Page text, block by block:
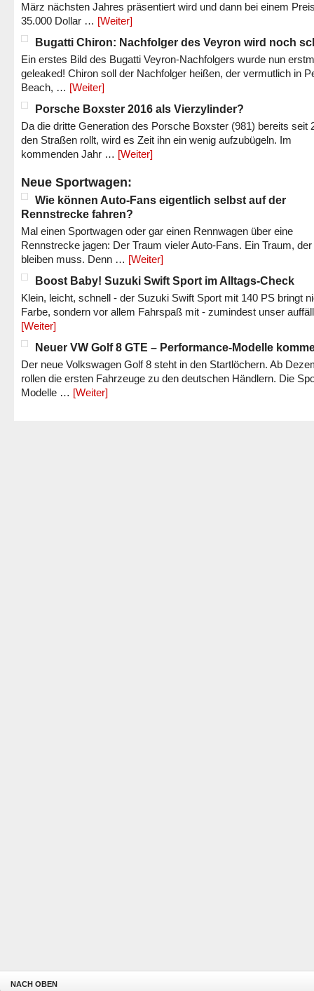
März nächsten Jahres präsentiert wird und dann bei einem
35.000 Dollar … [Weiter]
Bugatti Chiron: Nachfolger des Veyron wird noch
Ein erstes Bild des Bugatti Veyron-Nachfolgers wurde nun
geleaked! Chiron soll der Nachfolger heißen, der vermutlich in
Beach, … [Weiter]
Porsche Boxster 2016 als Vierzylinder?
Da die dritte Generation des Porsche Boxster (981) bereits seit
den Straßen rollt, wird es Zeit ihn ein wenig aufzubügeln. Im
kommenden Jahr … [Weiter]
Neue Sportwagen:
Wie können Auto-Fans eigentlich selbst auf der
Rennstrecke fahren?
Mal einen Sportwagen oder gar einen Rennwagen über eine
Rennstrecke jagen: Der Traum vieler Auto-Fans. Ein Traum,
bleiben muss. Denn … [Weiter]
Boost Baby! Suzuki Swift Sport im Alltags-Check
Klein, leicht, schnell - der Suzuki Swift Sport mit 140 PS bringt
Farbe, sondern vor allem Fahrspaß mit - zumindest unser
[Weiter]
Neuer VW Golf 8 GTE – Performance-Modelle
Der neue Volkswagen Golf 8 steht in den Startlöchern. Ab
rollen die ersten Fahrzeuge zu den deutschen Händlern. Die
Modelle … [Weiter]
NACH OBEN